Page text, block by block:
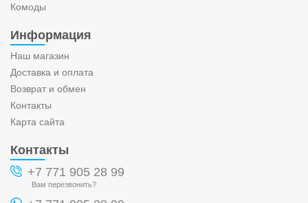
Комоды
Информация
Наш магазин
Доставка и оплата
Возврат и обмен
Контакты
Карта сайта
Контакты
+7 771 905 28 99
Вам перезвонить?